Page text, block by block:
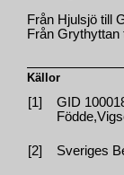
Från Hjulsjö till
Från Grythyttan
Källor
[1]
GID
[2] Sveriges